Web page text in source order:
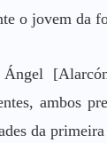
o jovem da
ambos
da